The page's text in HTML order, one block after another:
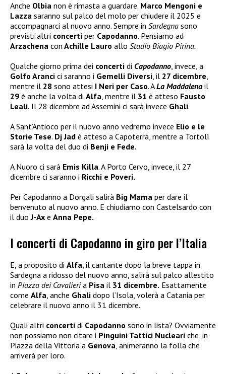
Anche Olbia non è rimasta a guardare. Marco Mengoni e
Lazza saranno sul palco del molo per chiudere il 2025 e
accompagnarci al nuovo anno. Sempre in Sardegna sono
previsti altri concerti per Capodanno. Pensiamo ad
Arzachena con Achille Lauro allo Stadio Biagio Pirina.
Qualche giorno prima dei concerti di Capodanno, invece, a
Golfo Aranci ci saranno i Gemelli Diversi, il 27 dicembre,
mentre il 28 sono attesi I Neri per Caso. ALa Maddalena il
29 è anche la volta di Alfa, mentre il 31 è atteso Fausto
Leali. Il 28 dicembre ad Assemini ci sarà invece Ghali.
A Sant’Antioco per il nuovo anno vedremo invece Elio e le
Storie Tese. Dj Jad è atteso a Capoterra, mentre a Tortolì
sarà la volta del duo di Benji e Fede.
A Nuoro ci sarà Emis Killa. A Porto Cervo, invece, il 27
dicembre ci saranno i Ricchi e Poveri.
Per Capodanno a Dorgali salirà Big Mama per dare il
benvenuto al nuovo anno. E chiudiamo con Castelsardo con
il duo J-Ax e Anna Pepe.
I concerti di Capodanno in giro per l’Italia
E, a proposito di Alfa , il cantante dopo la breve tappa in
Sardegna a ridosso del nuovo anno, salirà sul palco allestito
in Piazza dei Cavalieria Pisa il 31 dicembre. Esattamente
come Alfa , anche Ghali dopo l’Isola, volerà a Catania per
celebrare il nuovo anno il 31 dicembre.
Quali altri concerti di Capodanno sono in lista? Ovviamente
non possiamo non citare i Pinguini Tattici Nucleari che, in
Piazza della Vittoria a Genova , animeranno la folla che
arriverà per loro.